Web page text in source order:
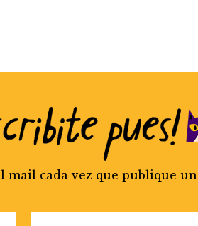
mail cada vez que publique